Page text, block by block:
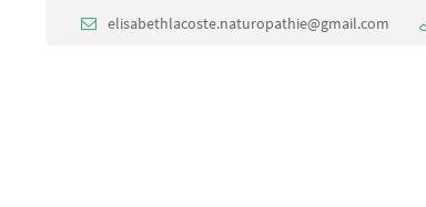
elisabethlacoste.naturopathie@gmail.com